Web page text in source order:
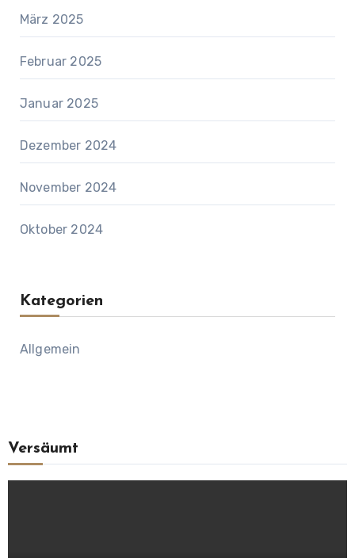
März 2025
Februar 2025
Januar 2025
Dezember 2024
November 2024
Oktober 2024
Kategorien
Allgemein
Versäumt